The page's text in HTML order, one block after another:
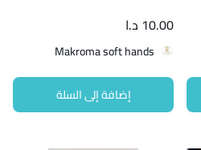
10.00 د.ا
Makroma soft hands
إضافة إلى السلة